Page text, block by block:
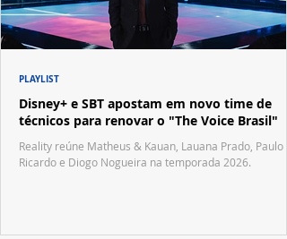
Disney+ e SBT apostam em novo time de
técnicos para renovar o "The Voice Brasil"
Reality reúne Matheus & Kauan, Lauana Prado, Paulo
Ricardo e Diogo Nogueira na temporada 2026.
PLAYLIST